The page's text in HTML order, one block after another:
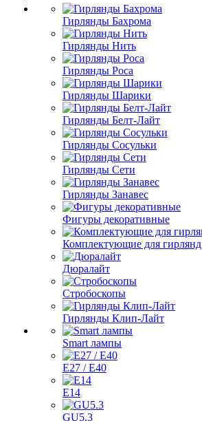
Гирлянды Бахрома
Гирлянды Нить
Гирлянды Роса
Гирлянды Шарики
Гирлянды Белт-Лайт
Гирлянды Сосульки
Гирлянды Сети
Гирлянды Занавес
Фигуры декоративные
Комплектующие для гирлянд
Дюралайт
Стробоскопы
Гирлянды Клип-Лайт
Smart лампы
E27 / E40
E14
GU5.3